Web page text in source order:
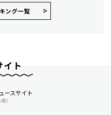
ング⼀覧
イト
ースサイト
）